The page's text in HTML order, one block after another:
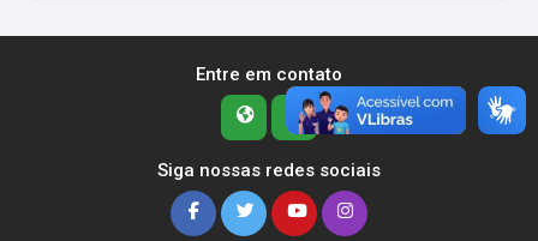
Entre em contato
Siga nossas redes sociais